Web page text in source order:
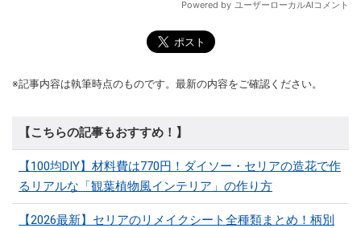
※記事内容は執筆時点のものです。最新の内容をご確認ください。
【こちらの記事もおすすめ！】
【100均DIY】材料費は770円！ダイソー・セリアの造花で作
るリアルな「観葉植物風インテリア」の作り方
【2026最新】セリアのリメイクシート全種類まとめ！柄別